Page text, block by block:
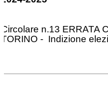
Circolare n.13 ERRATA
TORINO - Indizione